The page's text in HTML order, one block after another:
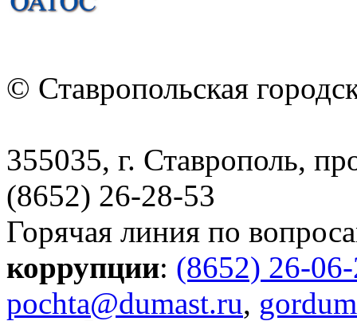
© Ставропольская
355035, г. Ставрополь,
(8652) 26-28-53
Горячая линия по
коррупции: (8652) 26-
pochta@dumast.ru,